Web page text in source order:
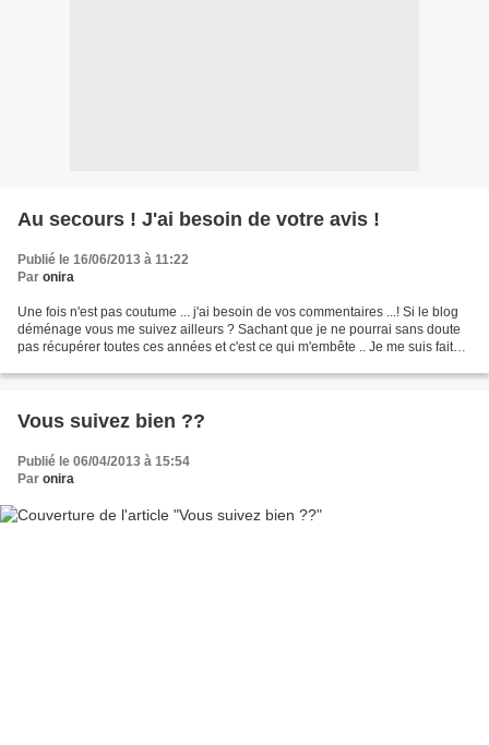
Au secours ! J'ai besoin de votre avis !
Publié le 16/06/2013 à 11:22
Par onira
Une fois n'est pas coutume ... j'ai besoin de vos commentaires ...! Si le blog
déménage vous me suivez ailleurs ? Sachant que je ne pourrai sans doute
pas récupérer toutes ces années et c'est ce qui m'embête .. Je me suis faite
Vous suivez bien ??
Publié le 06/04/2013 à 15:54
Par onira